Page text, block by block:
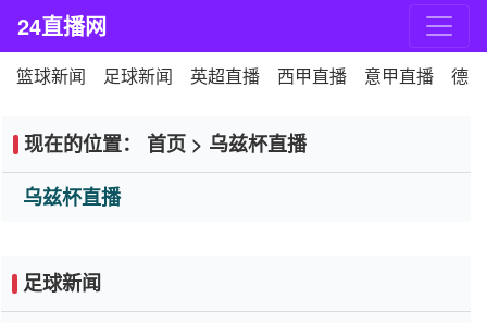
24直播网
篮球新闻 足球新闻 英超直播 西甲直播 意甲直播 德
现在的位置： 首页 > 乌兹杯直播
乌兹杯直播
足球新闻